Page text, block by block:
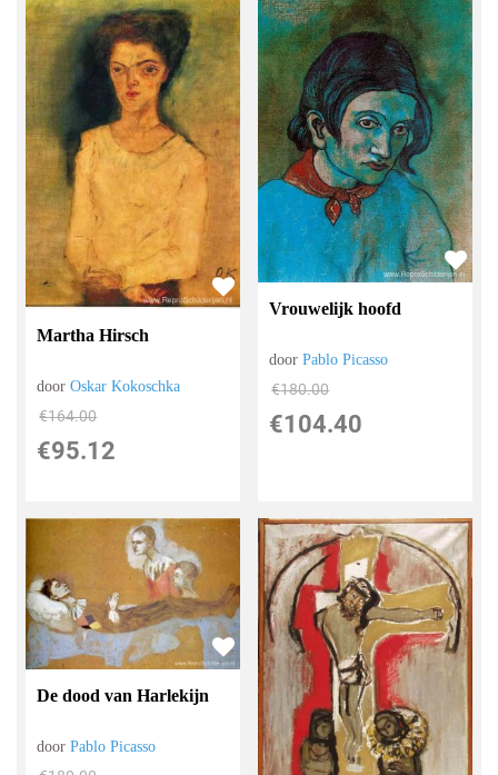
Martha Hirsch
doorOskar Kokoschka
€164.00
€95.12
Vrouwelijk hoofd
doorPablo Picasso
€180.00
€104.40
De dood van Harlekijn
doorPablo Picasso